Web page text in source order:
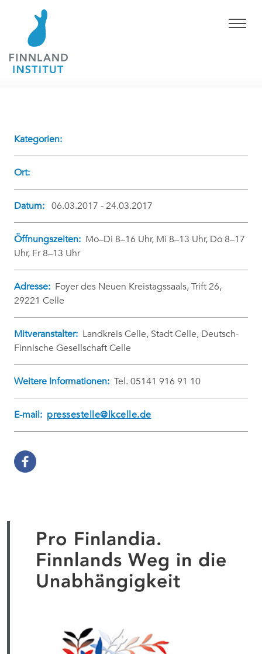
Kategorien:
Ort:
Datum: 06.03.2017 - 24.03.2017
Öffnungszeiten: Mo–Di 8–16 Uhr, Mi 8–13 Uhr, Do 8–17
Uhr, Fr 8–13 Uhr
Adresse: Foyer des Neuen Kreistagssaals, Trift 26,
29221 Celle
Mitveranstalter: Landkreis Celle, Stadt Celle, Deutsch-
Finnische Gesellschaft Celle
Weitere Informationen: Tel. 05141 916 91 10
E-mail: pressestelle@lkcelle.de
Pro Finlandia.
Finnlands Weg in die
Unabhängigkeit